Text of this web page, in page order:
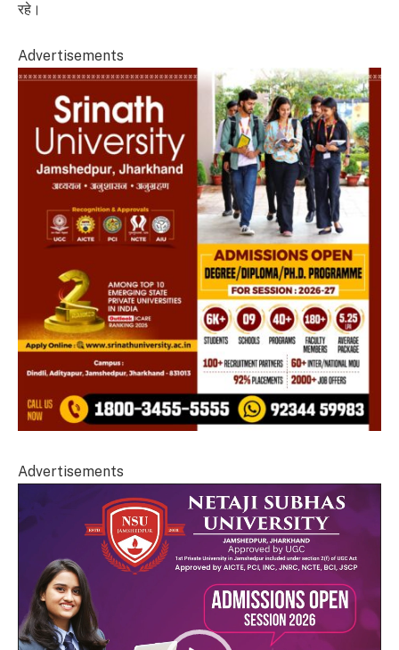
रहे।
Advertisements
Advertisements
Player